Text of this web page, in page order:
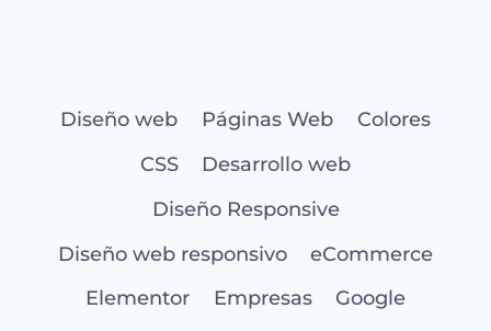
Diseño web Páginas Web
Colores
CSS
Desarrollo web
Diseño Responsive
Diseño web responsivo
eCommerce
Elementor
Empresas
Google